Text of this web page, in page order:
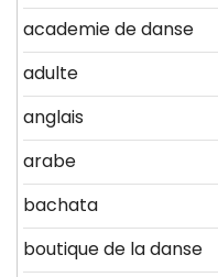
academie de danse
adulte
anglais
arabe
bachata
boutique de la danse